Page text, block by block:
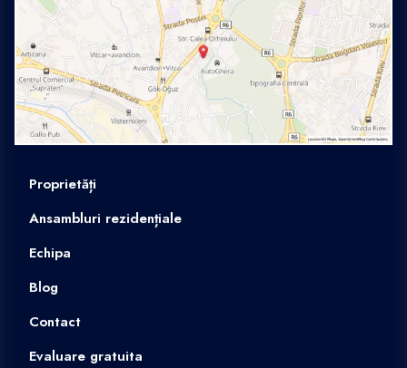
Proprietăți
Ansambluri rezidențiale
Echipa
Blog
Contact
Evaluare gratuita